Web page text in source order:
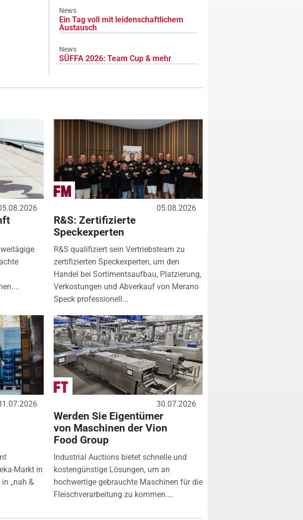
News
Ein Tag voll mit leidenschaftlichem
Austausch
News
SÜFFA 2026: Team Cup & mehr
05.08.2026
R&S: Zertifizierte
Speckexperten
R&S qualifiziert sein Vertriebsteam zu
zertifizierten Speckexperten, um den
Handel bei Sortimentsaufbau, Platzierung,
Verkostungen und Abverkauf von Merano
Speck professionell...
Markt in
„nah &
30.07.2026
Werden Sie Eigentümer
von Maschinen der Vion
Food Group
Industrial Auctions bietet schnelle und
kostengünstige Lösungen, um an
hochwertige gebrauchte Maschinen für die
Fleischverarbeitung zu kommen....